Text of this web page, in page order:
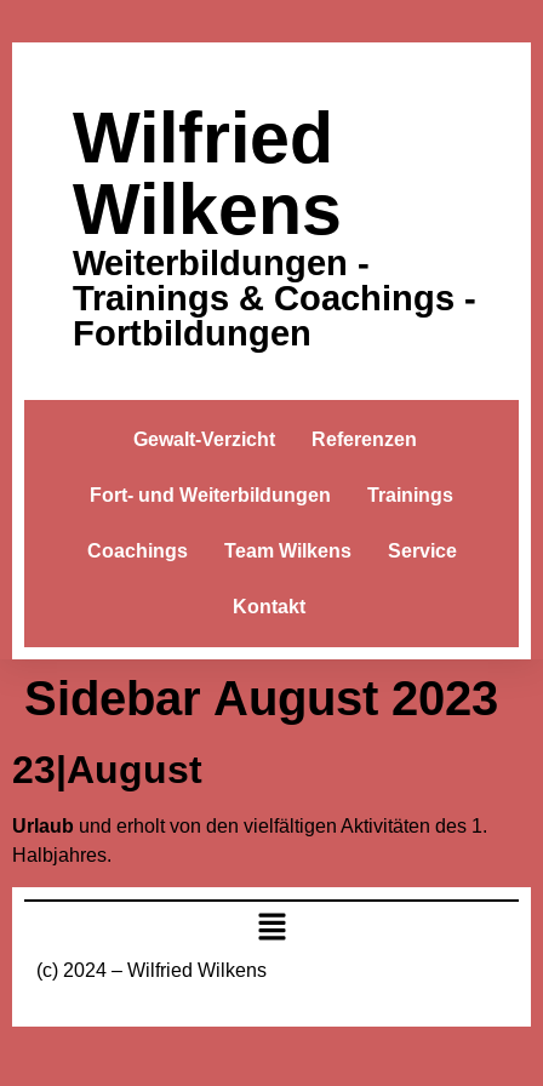
Wilfried
Wilkens
Weiterbildungen -
Trainings & Coachings -
Fortbildungen
Gewalt-Verzicht Referenzen
Fort- und Weiterbildungen Trainings
Coachings Team Wilkens Service
Kontakt
Sidebar August 2023
23|August
Urlaub und erholt von den vielfältigen Aktivitäten des 1.
Halbjahres.
(c) 2024 – Wilfried Wilkens